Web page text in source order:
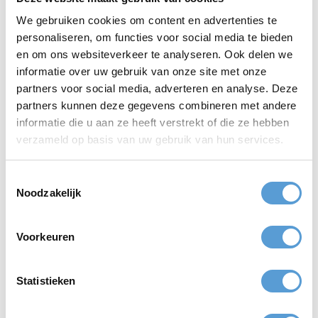
We gebruiken cookies om content en advertenties te
personaliseren, om functies voor social media te bieden
en om ons websiteverkeer te analyseren. Ook delen we
informatie over uw gebruik van onze site met onze
partners voor social media, adverteren en analyse. Deze
partners kunnen deze gegevens combineren met andere
informatie die u aan ze heeft verstrekt of die ze hebben
verzameld op basis van uw gebruik van hun services.
Noodzakelijk
Voorkeuren
Statistieken
beperkingen.
Werk altijd met een slechtweerscenario, zeker aan zee.
Gebruik interne communicatie helder: tijd, locatie,
kledingadvies en eindtijd.
Dit vindt u misschien ook interessant
Wilt u verder lezen? Deze onderwerpen sluiten logisch aan op
deze pagina:
Waar begin je met het plannen van een teamuitje